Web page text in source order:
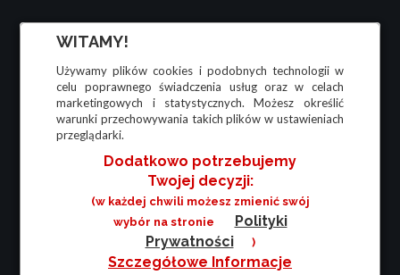
WITAMY!
Używamy plików cookies i podobnych technologii w
celu poprawnego świadczenia usług oraz w celach
marketingowych i statystycznych. Możesz określić
warunki przechowywania takich plików w ustawieniach
przeglądarki.
Dodatkowo potrzebujemy
Twojej decyzji:
(w każdej chwili możesz zmienić swój
wybór na stronie
Polityki
Prywatności
)
Szczegółowe Informacje